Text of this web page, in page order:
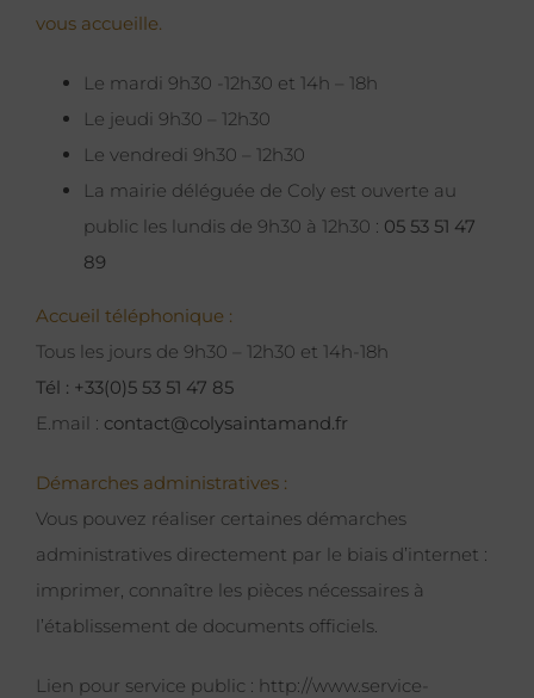
vous accueille.
Le mardi 9h30 -12h30 et 14h – 18h
Le jeudi 9h30 – 12h30
Le vendredi 9h30 – 12h30
La mairie déléguée de Coly est ouverte au
public les lundis de 9h30 à 12h30 : 05 53 51 47
89
Accueil téléphonique :
Tous les jours de 9h30 – 12h30 et 14h-18h
Tél : +33(0)5 53 51 47 85
E.mail : contact@colysaintamand.fr
Démarches administratives :
Vous pouvez réaliser certaines démarches
administratives directement par le biais d’internet :
imprimer, connaître les pièces nécessaires à
l’établissement de documents officiels.
Lien pour service public : http://www.service-